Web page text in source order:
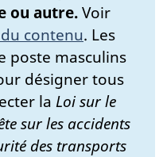
ou autre.Voir
contenu. Les
poste masculins
désigner tous
la Loi sur le
sur les accidents
des transports